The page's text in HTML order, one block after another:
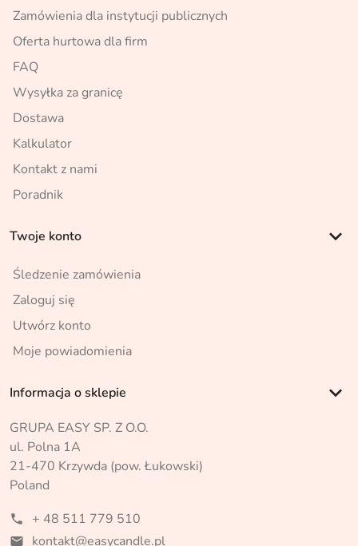
Zamówienia dla instytucji publicznych
Oferta hurtowa dla firm
FAQ
Wysyłka za granicę
Dostawa
Kalkulator
Kontakt z nami
Poradnik
Twoje konto keyboard_arrow_down
Śledzenie zamówienia
Zaloguj się
Utwórz konto
Moje powiadomienia
Informacja o sklepie keyboard_arrow_down
GRUPA EASY SP. Z O.O.
ul. Polna 1A
21-470 Krzywda (pow. Łukowski)
Poland
phone + 48 511 779 510
mail kontakt@easycandle.pl